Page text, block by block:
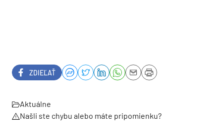
ZDIEĽAŤ
Aktuálne
Našli ste chybu alebo máte pripomienku?